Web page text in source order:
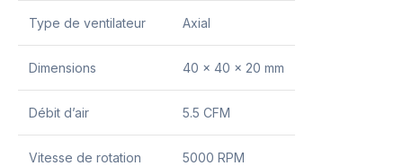
Type de ventilateur Axial
Dimensions 40 x 40 x 20 mm
Débit d’air 5.5 CFM
Vitesse de rotation 5000 RPM